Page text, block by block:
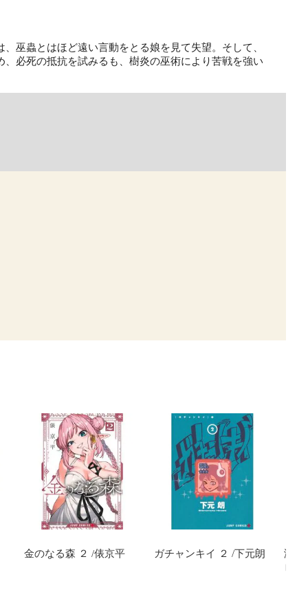
巫蟲とはほど遠い言動をとる娘を見て失望。そして、
必死の抵抗を試みるも、樹炎の巫術により苦戦を強い
金のなる森 ２ /俵京平 ガチャンキイ ２ /下元朗
滅国
ロー